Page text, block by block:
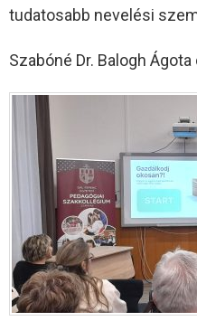
tudatosabb nevelési
Szabóné Dr. Balogh